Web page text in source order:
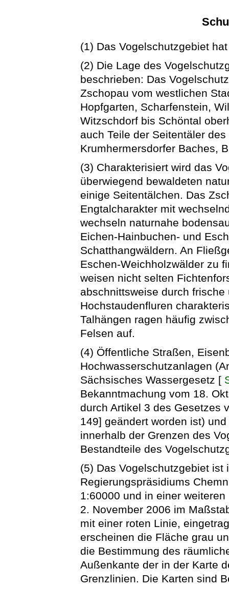
(1) Das Vogelschutzgebiet
(2) Die Lage des
beschrieben: Das
Zschopau vom westlichen
Hopfgarten, Scharfenstein,
Witzschdorf bis Schöntal
auch Teile der Seitentäler
Krumhermersdorfer Baches,
(3) Charakterisiert wird das
überwiegend bewaldeten
einige Seitentälchen. Das
Engtalcharakter mit
wechseln naturnahe
Eichen-Hainbuchen- und
Schatthangwäldern. An
Eschen-Weichholzwälder zu
weisen nicht selten
abschnittsweise durch
Hochstaudenfluren
Talhängen ragen häufig
Felsen auf.
(4) Öffentliche Straßen,
Hochwasserschutzanlagen
Sächsisches Wassergesetz [
Bekanntmachung vom 18.
durch Artikel 3 des Gesetzes
149] geändert worden ist)
innerhalb der Grenzen des
Bestandteile des
(5) Das Vogelschutzgebiet
Regierungspräsidiums
1:60000 und in einer
2. November 2006 im
mit einer roten Linie,
erscheinen die Fläche grau
die Bestimmung des
Außenkante der in der Karte
Grenzlinien. Die Karten sind